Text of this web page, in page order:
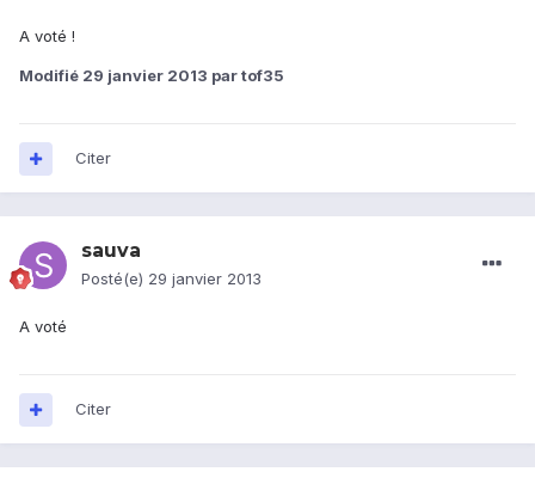
A voté !
Modifié 29 janvier 2013 par tof35
Citer
sauva
Posté(e) 29 janvier 2013
A voté
Citer